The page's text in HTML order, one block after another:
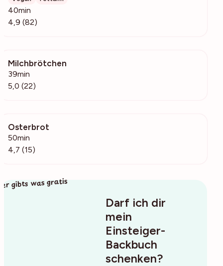
40min
4,9 (82)
Milchbrötchen
39min
5,0 (22)
Osterbrot
50min
4,7 (15)
Darf ich dir
mein
Einsteiger-
Backbuch
schenken?
gibts was gratis